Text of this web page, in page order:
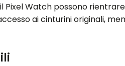
Pixel Watch possono
ai cinturini originali,